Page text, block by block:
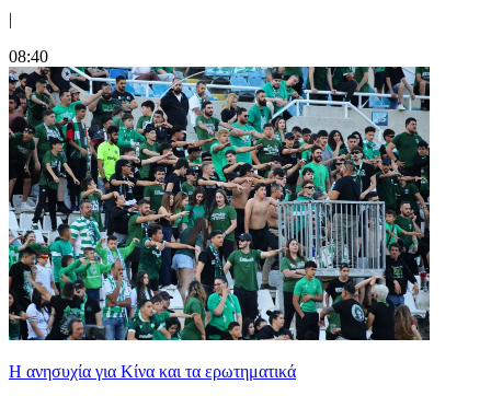
|
08:40
Η ανησυχία για Κίνα και τα ερωτηματικά